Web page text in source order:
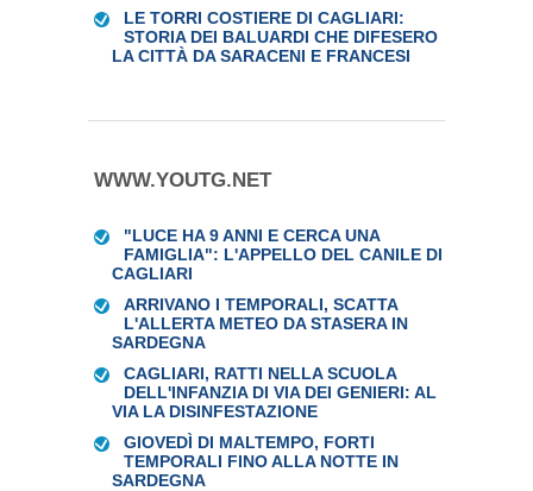
LE TORRI COSTIERE DI CAGLIARI:
STORIA DEI BALUARDI CHE DIFESERO
LA CITTÀ DA SARACENI E FRANCESI
WWW.YOUTG.NET
"LUCE HA 9 ANNI E CERCA UNA
FAMIGLIA": L'APPELLO DEL CANILE DI
CAGLIARI
ARRIVANO I TEMPORALI, SCATTA
L'ALLERTA METEO DA STASERA IN
SARDEGNA
CAGLIARI, RATTI NELLA SCUOLA
DELL'INFANZIA DI VIA DEI GENIERI: AL
VIA LA DISINFESTAZIONE
GIOVEDÌ DI MALTEMPO, FORTI
TEMPORALI FINO ALLA NOTTE IN
SARDEGNA